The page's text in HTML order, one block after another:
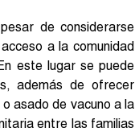
de considerarse
a la comunidad
este lugar se puede
además de ofrecer
asado de vacuno a la
entre las familias